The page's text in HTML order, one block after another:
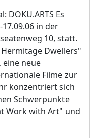
DOKU.ARTS Es
in der
10, statt.
Dwellers"
eine neue
Filme zur
konzentriert sich
Schwerpunkte
Work with Art" und